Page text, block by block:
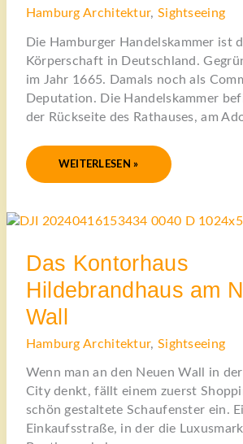
Hamburg Architektur, Sightseeing
Die Hamburger Handelskammer ist
Körperschaft in Deutschland.
im Jahr 1665. Damals noch als
Deputation. Die Handelskammer
der Rückseite des Rathauses, am
WEITERLESEN »
Das Kontorhaus
Hildebrandhaus am
Wall
Hamburg Architektur, Sightseeing
Wenn man an den Neuen Wall in
City denkt, fällt einem zuerst
schön gestaltete Schaufenster ein.
Einkaufsstraße, in der die
DAS
KONTORHAUS
NEUEN
WALL